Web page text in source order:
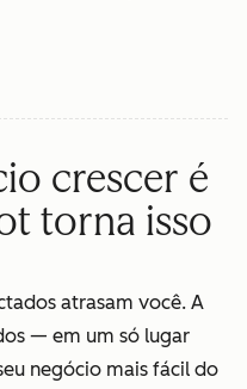
crescer é
torna isso
atrasam você. A
— em um só lugar
negócio mais fácil do